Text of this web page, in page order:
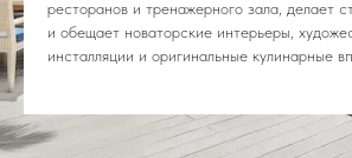
ресторанов и тренажерного зала, делает
и обещает новаторские интерьеры,
инсталляции и оригинальные кулинарные